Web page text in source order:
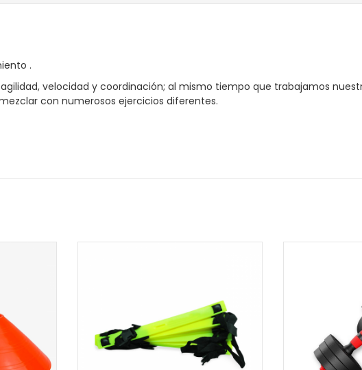
.
velocidad y coordinación; al mismo tiempo que trabajamos
con numerosos ejercicios diferentes.